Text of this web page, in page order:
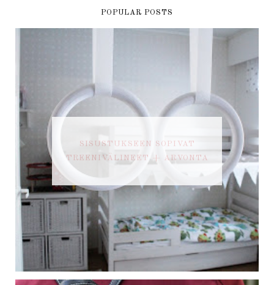
POPULAR POSTS
SISUSTUKSEEN SOPIVAT
TREENIVÄLINEET + ARVONTA